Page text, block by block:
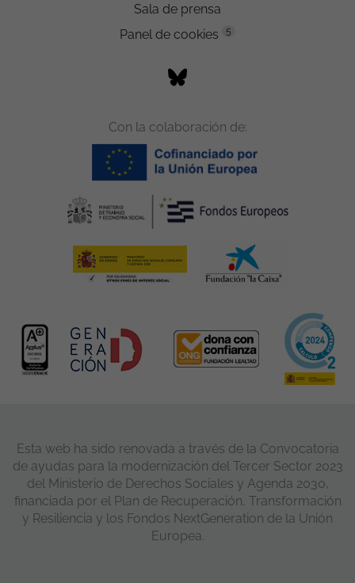
Sala de prensa
Panel de cookies
5
Con la colaboración de:
Esta web ha sido renovada a través de la Convocatoria
de ayudas para la modernización del Tercer Sector 2023
del Ministerio de Derechos Sociales y Agenda 2030,
financiada por el Plan de Recuperación, Transformación
y Resiliencia y los Fondos NextGeneration de la Unión
Europea.